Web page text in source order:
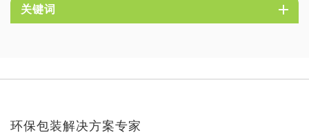
关键词
环保包装解决方案专家